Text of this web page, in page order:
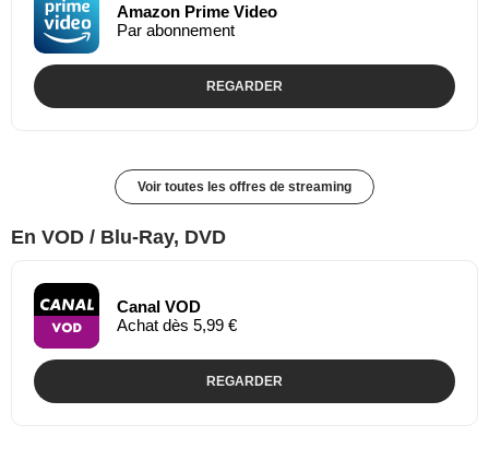
Amazon Prime Video
Par abonnement
REGARDER
Voir toutes les offres de streaming
En VOD / Blu-Ray, DVD
Canal VOD
Achat dès 5,99 €
REGARDER